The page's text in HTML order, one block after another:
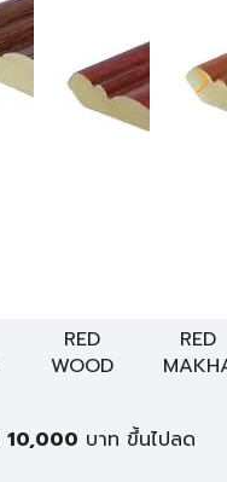
RED
WOOD
RED
10,000 บาท ขึ้นไปลด